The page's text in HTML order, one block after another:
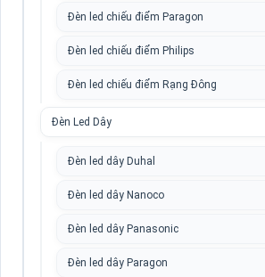
Đèn led chiếu điểm Paragon
Đèn led chiếu điểm Philips
Đèn led chiếu điểm Rạng Đông
Đèn Led Dây
Đèn led dây Duhal
Đèn led dây Nanoco
Đèn led dây Panasonic
Đèn led dây Paragon